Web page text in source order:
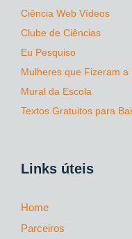
Ciência Web Vídeos
Clube de Ciências
Eu Pesquiso
Mulheres que Fizeram a
Mural da Escola
Textos Gratuitos para
Links úteis
Home
Parceiros